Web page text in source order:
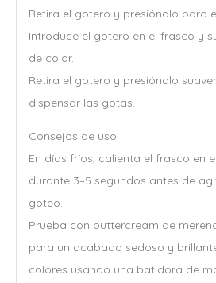
Retira el gotero y presiónalo para
Introduce el gotero en el frasco y
de color.
Retira el gotero y presiónalo
dispensar las gotas.
Consejos de uso
En días fríos, calienta el frasco en
durante 3–5 segundos antes de
goteo.
Prueba con buttercream de
para un acabado sedoso y
colores usando una batidora de